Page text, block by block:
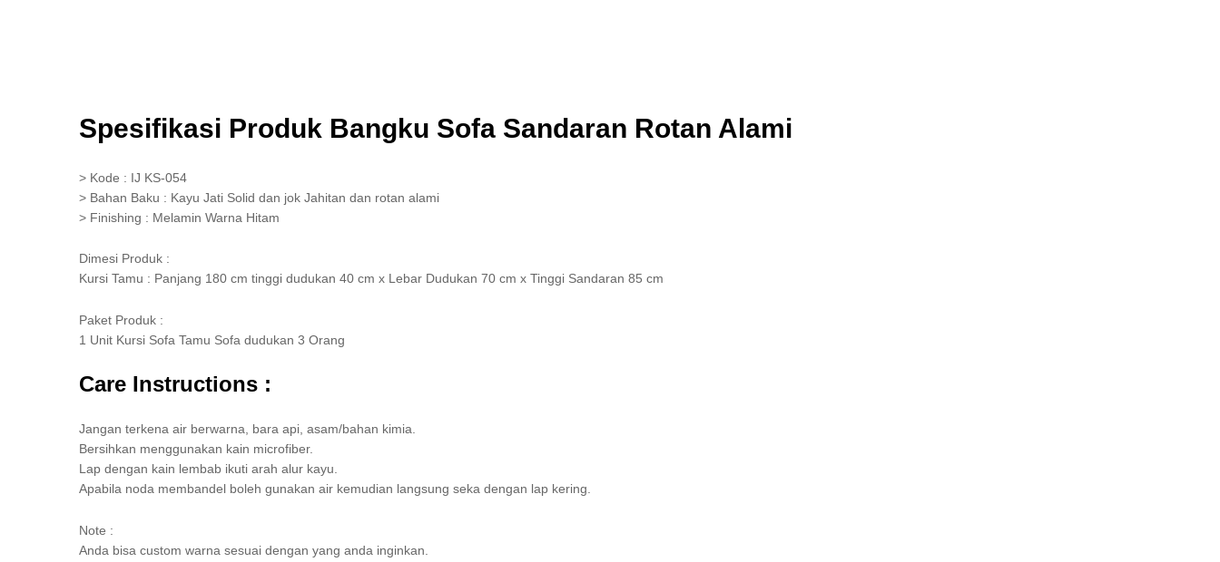
Spesifikasi Produk Bangku Sofa Sandaran Rotan Alami
> Kode : IJ KS-054
> Bahan Baku : Kayu Jati Solid dan jok Jahitan dan rotan alami
> Finishing : Melamin Warna Hitam
Dimesi Produk :
Kursi Tamu : Panjang 180 cm tinggi dudukan 40 cm x Lebar Dudukan 70 cm x Tinggi Sandaran 85 cm
Paket Produk :
1 Unit Kursi Sofa Tamu Sofa dudukan 3 Orang
Care Instructions :
Jangan terkena air berwarna, bara api, asam/bahan kimia.
Bersihkan menggunakan kain microfiber.
Lap dengan kain lembab ikuti arah alur kayu.
Apabila noda membandel boleh gunakan air kemudian langsung seka dengan lap kering.
Note :
Anda bisa custom warna sesuai dengan yang anda inginkan.